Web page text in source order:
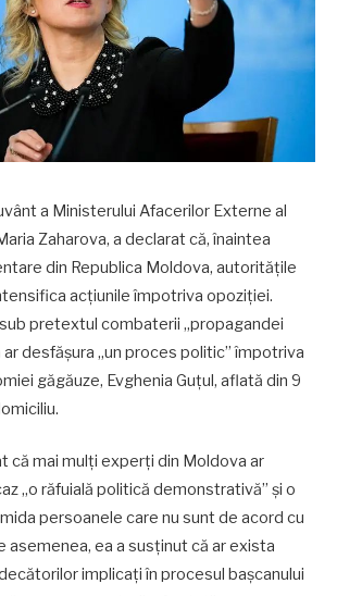
a Ministerului Afacerilor Externe al
Zaharova, a declarat că, înaintea
din Republica Moldova, autoritățile
acțiunile împotriva opoziției.
pretextul combaterii „propagandei
ar desfășura „un proces politic” împotriva
găgăuze, Evghenia Guțul, aflată din 9
că mai mulți experți din Moldova ar
„o răfuială politică demonstrativă” și o
persoanele care nu sunt de acord cu
asemenea, ea a susținut că ar exista
implicați în procesul bașcanului